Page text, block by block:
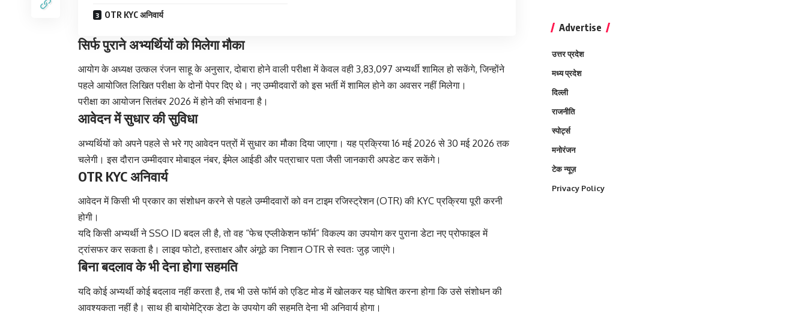
OTR KYC अनिवार्य
सिर्फ पुराने अभ्यर्थियों को मिलेगा मौका
आयोग के अध्यक्ष उत्कल रंजन साहू के अनुसार, दोबारा होने वाली परीक्षा में केवल वही 3,83,097 अभ्यर्थी शामिल हो सकेंगे, जिन्होंने
पहले आयोजित लिखित परीक्षा के दोनों पेपर दिए थे। नए उम्मीदवारों को इस भर्ती में शामिल होने का अवसर नहीं मिलेगा।
परीक्षा का आयोजन सितंबर 2026 में होने की संभावना है।
आवेदन में सुधार की सुविधा
अभ्यर्थियों को अपने पहले से भरे गए आवेदन पत्रों में सुधार का मौका दिया जाएगा। यह प्रक्रिया 16 मई 2026 से 30 मई 2026 तक
चलेगी। इस दौरान उम्मीदवार मोबाइल नंबर, ईमेल आईडी और पत्राचार पता जैसी जानकारी अपडेट कर सकेंगे।
OTR KYC अनिवार्य
आवेदन में किसी भी प्रकार का संशोधन करने से पहले उम्मीदवारों को वन टाइम रजिस्ट्रेशन (OTR) की KYC प्रक्रिया पूरी करनी
होगी।
यदि किसी अभ्यर्थी ने SSO ID बदल ली है, तो वह “फेच एप्लीकेशन फॉर्म” विकल्प का उपयोग कर पुराना डेटा नए प्रोफाइल में
ट्रांसफर कर सकता है। लाइव फोटो, हस्ताक्षर और अंगूठे का निशान OTR से स्वतः जुड़ जाएंगे।
बिना बदलाव के भी देना होगा सहमति
यदि कोई अभ्यर्थी कोई बदलाव नहीं करता है, तब भी उसे फॉर्म को एडिट मोड में खोलकर यह घोषित करना होगा कि उसे संशोधन की
आवश्यकता नहीं है। साथ ही बायोमेट्रिक डेटा के उपयोग की सहमति देना भी अनिवार्य होगा।
Advertise
उत्तर प्रदेश
मध्य प्रदेश
दिल्ली
राजनीति
स्पोर्ट्स
मनोरंजन
टेक न्यूज़
Privacy Policy